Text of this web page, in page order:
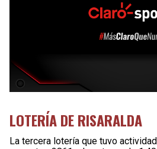
LOTERÍA DE RISARALDA
La tercera lotería que tuvo